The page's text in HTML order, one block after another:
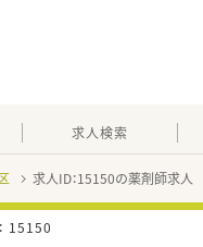
求人検索
求人ID：15150の薬剤師求人
15150